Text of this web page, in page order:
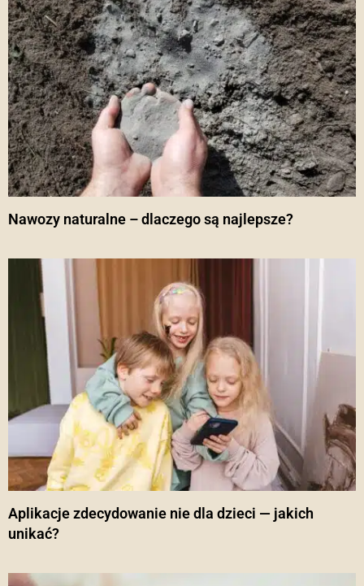
Nawozy naturalne – dlaczego są najlepsze?
Aplikacje zdecydowanie nie dla dzieci — jakich
unikać?